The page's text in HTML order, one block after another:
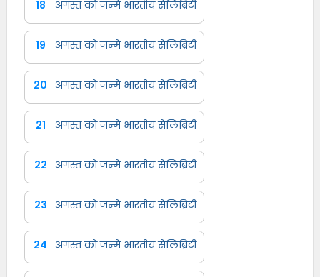
18 अगस्त को जन्मे भारतीय सेलिब्रिटी
19 अगस्त को जन्मे भारतीय सेलिब्रिटी
20 अगस्त को जन्मे भारतीय सेलिब्रिटी
21 अगस्त को जन्मे भारतीय सेलिब्रिटी
22 अगस्त को जन्मे भारतीय सेलिब्रिटी
23 अगस्त को जन्मे भारतीय सेलिब्रिटी
24 अगस्त को जन्मे भारतीय सेलिब्रिटी